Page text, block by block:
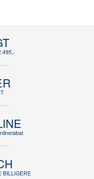
BILLIGERE